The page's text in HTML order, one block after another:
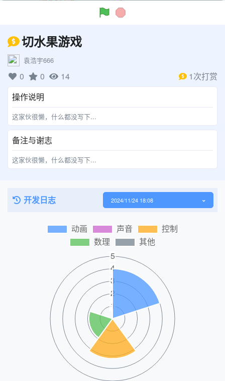
切水果游戏
袁浩宇666
0 0 14
1次打赏
操作说明
这家伙很懒，什么都没写下...
备注与谢志
这家伙很懒，什么都没写下...
开发日志 2024/11/24 18:08